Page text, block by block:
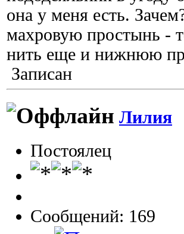
она у меня есть.
махровую простынь -
нить еще и нижнюю
Записан
Лилия
Постоялец
Сообщений: 169